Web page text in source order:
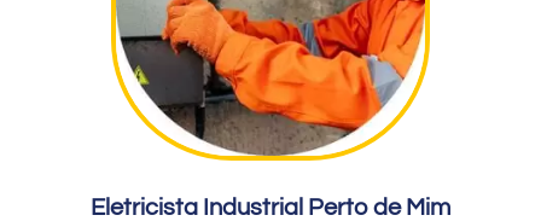
Eletricista Industrial Perto de Mim